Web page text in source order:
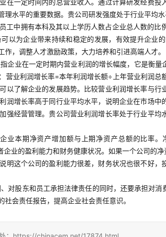
在一定时间内的总营业收入。通过计算研发经费
水平的重要数据。贵公司研发强度处于行业平均
工中拥有本科及其以上学历人数占企业总人数的
以为企业带来持续和稳定的发展，有效提升企业
，调整人才激励政策，大力培养和引进高端人才。
企业在一定时期内营业利润的增长幅度，它是衡
营业利润增长率=本年利润增长额÷上年营业利润
以了解企业的发展趋势。比较营业利润增长率与
润增长率高于同行业平均水平，说明企业在市场
强经营管理。贵公司营业利润增长率处于行业平
业本期净资产增加额与上期净资产总额的比率
业的盈利能力和财务健康状况。如果一个公司的
明这个公司的盈利能力很差，财务状况也很不好
对股东和员工承担法律责任的同时，还要承担对
会责任报告，提高企业社会责任意识。